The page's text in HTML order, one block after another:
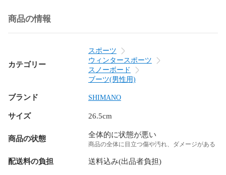
商品の情報
カテゴリー
スポーツ
ウィンタースポーツ
スノーボード
ブーツ(男性用)
ブランド SHIMANO
サイズ 26.5cm
商品の状態 全体的に状態が悪い
商品の全体に目立つ傷や汚れ、ダメージがある
配送料の負担 送料込み(出品者負担)